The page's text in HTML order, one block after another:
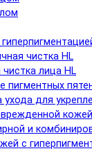
чистка HL
лица HL
пигментных
ухода для
кожей
и
с